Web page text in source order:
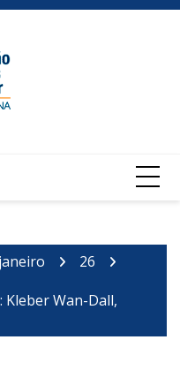
janeiro
26
Kleber Wan-Dall,